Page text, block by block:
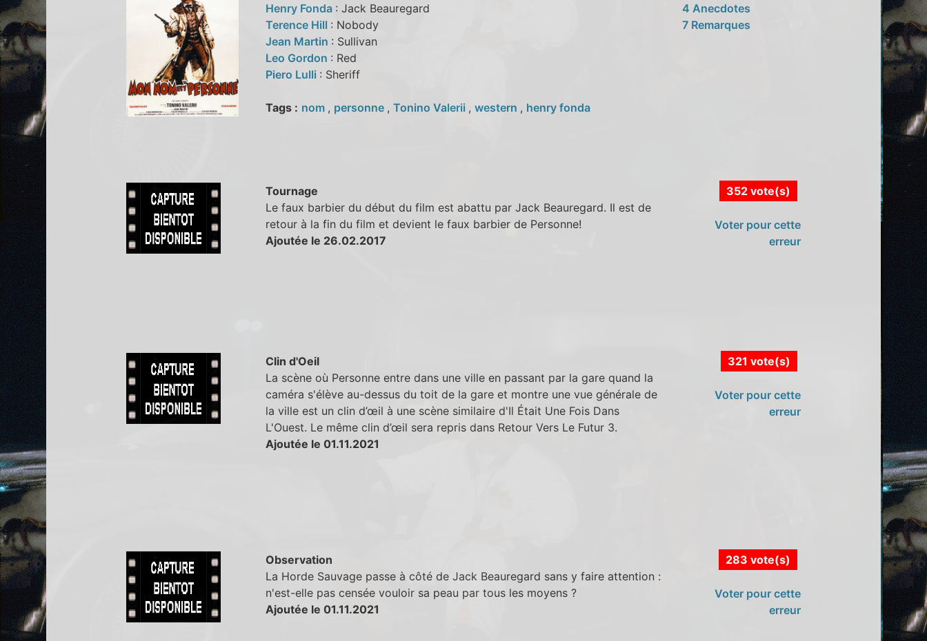
Henry Fonda : Jack Beauregard
Terence Hill : Nobody
Jean Martin : Sullivan
Leo Gordon : Red
Piero Lulli : Sheriff
Tags : nom , personne , Tonino Valerii , western , henry fonda
4 Anecdotes
7 Remarques
Tournage
Le faux barbier du début du film est abattu par Jack Beauregard. Il est de
retour à la fin du film et devient le faux barbier de Personne!
Ajoutée le 26.02.2017
352 vote(s)
Voter pour cette
erreur
Clin d'Oeil
La scène où Personne entre dans une ville en passant par la gare quand la
caméra s'élève au-dessus du toit de la gare et montre une vue générale de
la ville est un clin d’œil à une scène similaire d'Il Était Une Fois Dans
L'Ouest. Le même clin d’œil sera repris dans Retour Vers Le Futur 3.
Ajoutée le 01.11.2021
321 vote(s)
Voter pour cette
erreur
Observation
La Horde Sauvage passe à côté de Jack Beauregard sans y faire attention :
n'est-elle pas censée vouloir sa peau par tous les moyens ?
Ajoutée le 01.11.2021
283 vote(s)
Voter pour cette
erreur